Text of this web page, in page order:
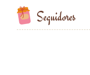
Seguidores